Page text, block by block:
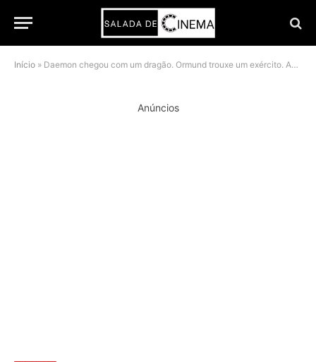
Início » Daemon chegou com um dragão. Ormund trouxe um exército. As fotos do EP3 de A Casa do Dragão já dizem tudo
Anúncios